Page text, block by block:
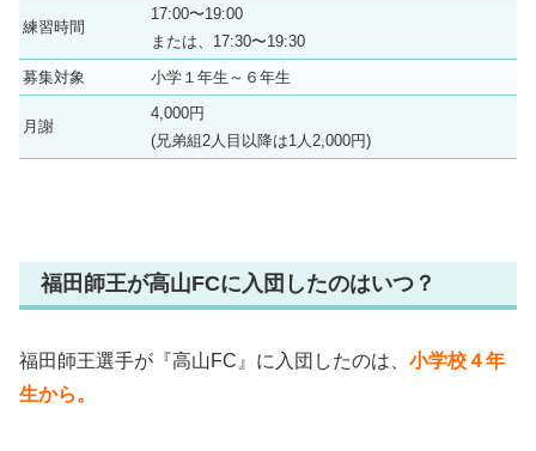
練習時間
17:00〜19:00
または、17:30〜19:30
募集対象
小学１年生～６年生
月謝
4,000円
(兄弟組2人目以降は1人2,000円)
福田師王が高山FCに入団したのはいつ？
福田師王選手が『高山FC』に入団したのは、 小学校４年
生から。